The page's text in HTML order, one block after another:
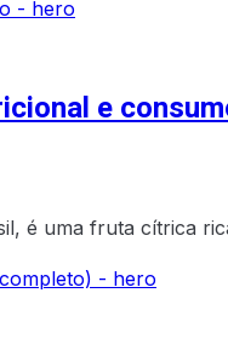
e
é uma fruta cítrica